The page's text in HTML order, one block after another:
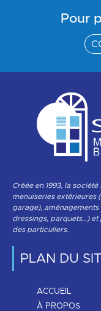
Pour
Créée en 1993, la
menuiseries extérieures
garage),
dressings, parquets…)
des particuliers.
PLAN DU
ACCUEIL
À PROPOS